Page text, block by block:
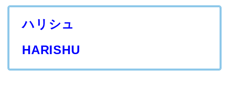
ハリシュ
HARISHU